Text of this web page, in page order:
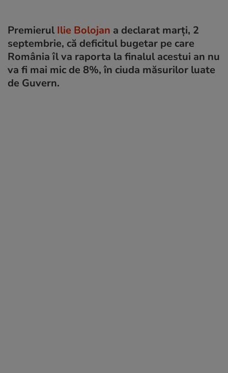
Premierul Ilie Bolojan a declarat marți, 2
septembrie, că deficitul bugetar pe care
România îl va raporta la finalul acestui an nu
va fi mai mic de 8%, în ciuda măsurilor luate
de Guvern.